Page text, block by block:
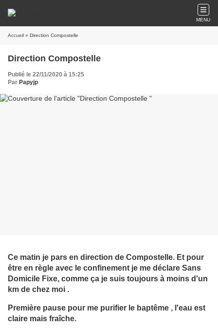
MENU
Accueil » Direction Compostelle
Direction Compostelle
Publié le 22/11/2020 à 15:25
Par Papyjp
Ce matin je pars en direction de Compostelle. Et pour
être en règle avec le confinement je me déclare Sans
Domicile Fixe, comme ça je suis toujours à moins d'un
km de chez moi .
Première pause pour me purifier le baptême , l'eau est
claire mais fraîche.